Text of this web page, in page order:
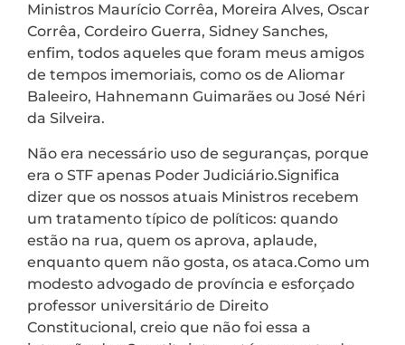
Ministros Maurício Corrêa, Moreira Alves, Oscar
Corrêa, Cordeiro Guerra, Sidney Sanches,
enfim, todos aqueles que foram meus amigos
de tempos imemoriais, como os de Aliomar
Baleeiro, Hahnemann Guimarães ou José Néri
da Silveira.
Não era necessário uso de seguranças, porque
era o STF apenas Poder Judiciário.Significa
dizer que os nossos atuais Ministros recebem
um tratamento típico de políticos: quando
estão na rua, quem os aprova, aplaude,
enquanto quem não gosta, os ataca.Como um
modesto advogado de província e esforçado
professor universitário de Direito
Constitucional, creio que não foi essa a